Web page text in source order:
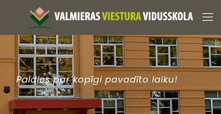
Paldies par kopīgi pavadīto laiku!